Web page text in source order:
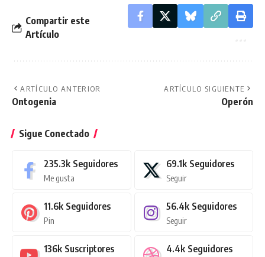
Compartir este
Artículo
ARTÍCULO ANTERIOR
Ontogenia
ARTÍCULO SIGUIENTE
Operón
Sigue Conectado
235.3k Seguidores
Me gusta
69.1k Seguidores
Seguir
11.6k Seguidores
Pin
56.4k Seguidores
Seguir
136k Suscriptores 4.4k Seguidores